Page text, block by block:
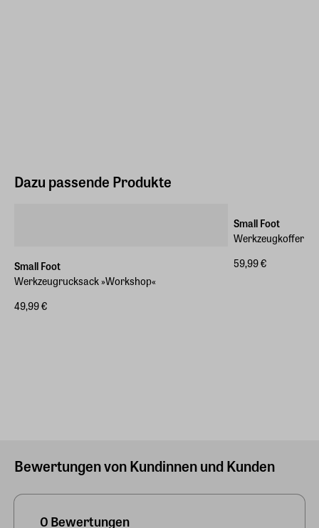
Dazu passende Produkte
Small Foot
Werkzeugrucksack »Workshop«
49,99 €
Small Foot
Werkzeugkoffer
59,99 €
Bewertungen von Kundinnen und Kunden
0 Bewertungen